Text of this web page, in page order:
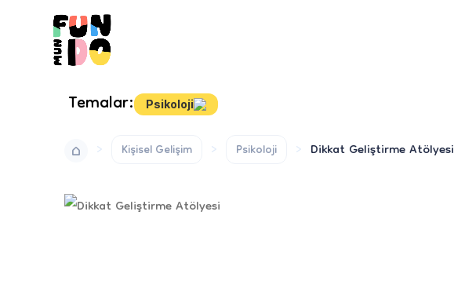
Temalar: Psikoloji
Kişisel Gelişim
Psikoloji Dikkat Geliştirme Atölyesi